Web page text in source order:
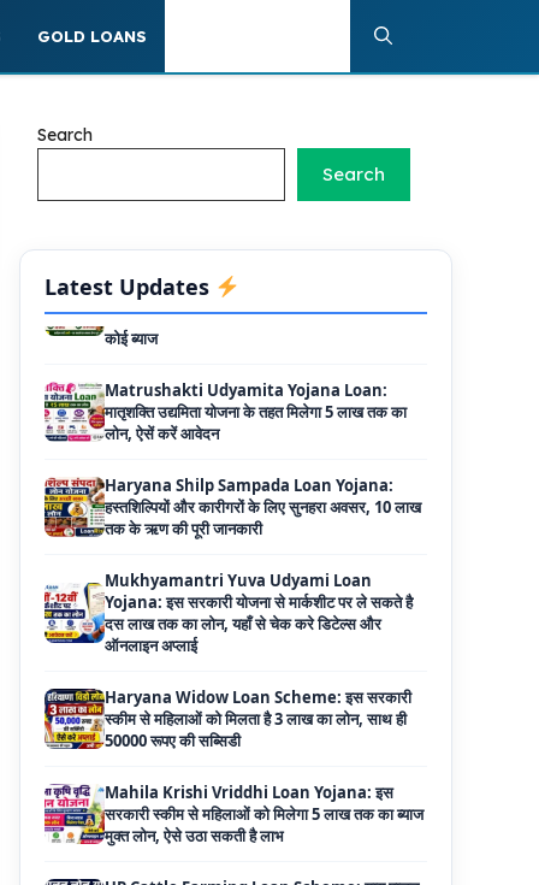
GOLD LOANS
Search
Search
Latest Updates
40 प्रतिशत सब्सिडी
कोई ब्याज
Matrushakti Udyamita Yojana Loan:
मातृशक्ति उद्यमिता योजना के तहत मिलेगा 5 लाख तक का
लोन, ऐसें करें आवेदन
Haryana Shilp Sampada Loan Yojana:
हस्तशिल्पियों और कारीगरों के लिए सुनहरा अवसर, 10 लाख
तक के ऋण की पूरी जानकारी
Mukhyamantri Yuva Udyami Loan
Yojana: इस सरकारी योजना से मार्कशीट पर ले सकते है
दस लाख तक का लोन, यहाँ से चेक करे डिटेल्स और
Haryana Widow Loan Scheme: इस सरकारी
स्कीम से महिलाओं को मिलता है 3 लाख का लोन, साथ ही
50000 रूपए की सब्सिडी
Mahila Krishi Vriddhi Loan Yojana: इस
सरकारी स्कीम से महिलाओं को मिलेगा 5 लाख तक का ब्याज
मुक्त लोन, ऐसे उठा सकती है लाभ
UP Cattle Farming Loan Scheme: गाय पालन
के लिए इस सरकारी स्कीम से मिलता है दस लाख का लोन,
साथ ही मिलती है 35% सब्सिडी